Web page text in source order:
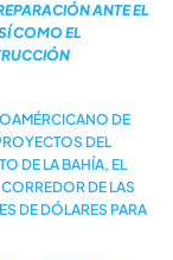
ANTE EL
COMO EL
DE
DEL
DE LA BAHÍA, EL
DE LAS
DE DÓLARES PARA